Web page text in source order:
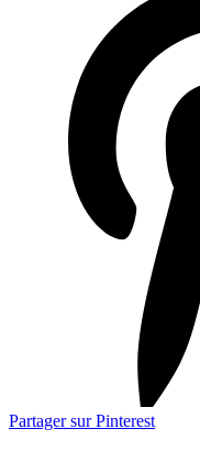
Partager sur Pinterest